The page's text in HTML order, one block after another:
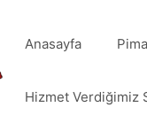
Anasayfa
Hizmet Verdiğimiz